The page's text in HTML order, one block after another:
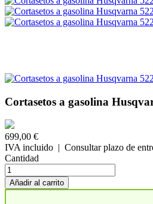
Cortasetos a gasolina
699,00 €
IVA incluido | Consultar plazo de
Cantidad
Añadir al carrito